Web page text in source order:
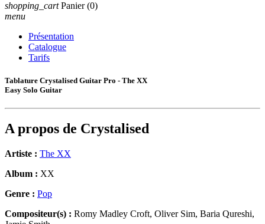
shopping_cart Panier (0)
menu
Présentation
Catalogue
Tarifs
Tablature Crystalised Guitar Pro - The XX
Easy Solo Guitar
A propos de Crystalised
Artiste : The XX
Album : XX
Genre : Pop
Compositeur(s) : Romy Madley Croft, Oliver Sim, Baria Qureshi,